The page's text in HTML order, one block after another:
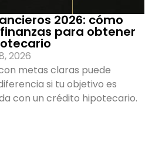
2026: cómo
para obtener
2026
metas claras puede
si tu objetivo es
con un crédito hipotecario.